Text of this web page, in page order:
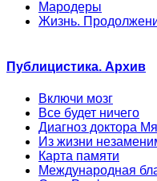
Мародеры
Жизнь.
Публицистика. Архив
Включи мозг
Все будет ничего
Диагноз доктора
Из жизни
Карта памяти
Международная